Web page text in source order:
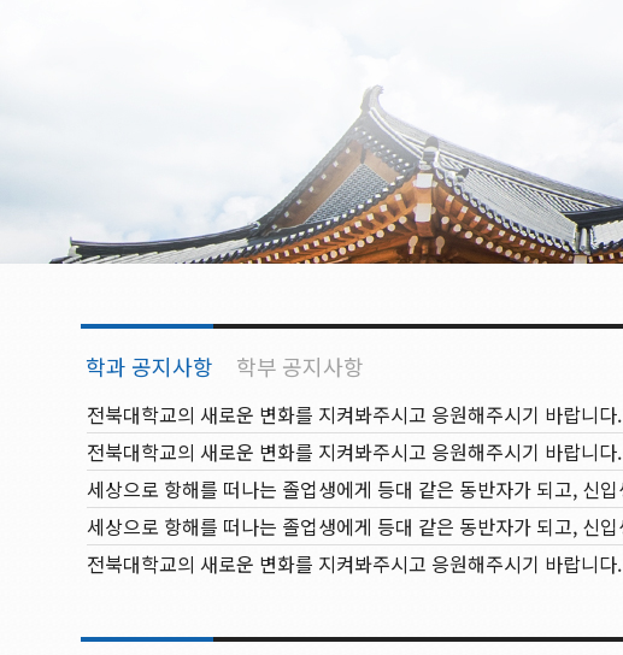
전북대학교의 새로운 변화를 지켜봐주시고 응원해주시기 바랍니다.
전북대학교의 새로운 변화를 지켜봐주시고 응원해주시기 바랍니다.
전북대학교의 새로운 변화를 지켜봐주시고 응원해주시기 바랍니다.